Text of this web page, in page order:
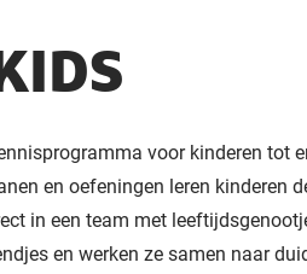
voor kinderen tot
en oefeningen leren kinderen
in een team met
en werken ze samen naar